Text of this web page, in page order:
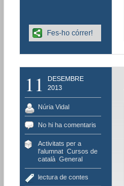
Fes-ho córrer!
11
DESEMBRE
2013
Núria Vidal
No hi ha comentaris
Activitats per a
l'alumnat, Cursos de
català, General
lectura de contes